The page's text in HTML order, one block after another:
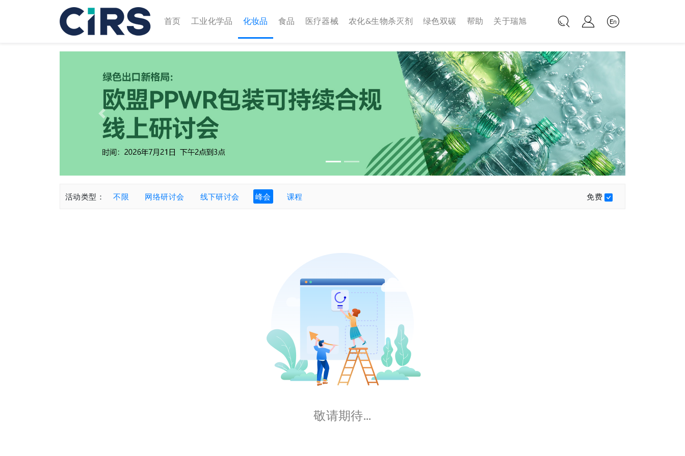
首页(current)
工业化学品 化妆品 食品 医疗器械 农化&生物杀灭剂 绿色双碳 帮助 关于瑞旭
Previous Next
活动类型： 不限 网络研讨会 线下研讨会 峰会 课程 免费
敬请期待...